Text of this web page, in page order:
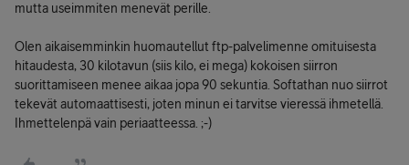
mutta useimmiten menevät perille.
Olen aikaisemminkin huomautellut ftp-palvelimenne omituisesta
hitaudesta, 30 kilotavun (siis kilo, ei mega) kokoisen siirron
suorittamiseen menee aikaa jopa 90 sekuntia. Softathan nuo siirrot
tekevät automaattisesti, joten minun ei tarvitse vieressä ihmetellä.
Ihmettelenpä vain periaatteessa. ;-)